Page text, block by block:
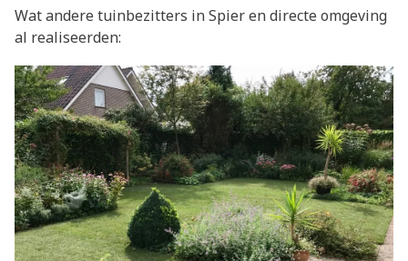
Wat andere tuinbezitters in Spier en directe omgeving
al realiseerden: